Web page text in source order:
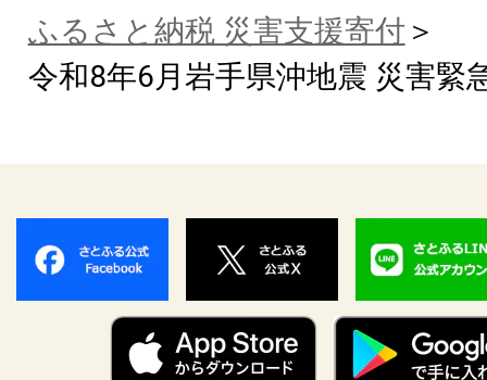
ふるさと納税 災害支援寄付
令和8年6月岩手県沖地震 災害緊